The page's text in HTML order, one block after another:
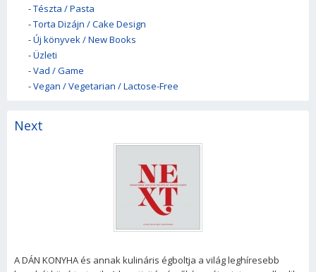
-Tészta / Pasta
-Torta Dizájn / Cake Design
-Új könyvek / New Books
-Üzleti
-Vad / Game
-Vegan / Vegetarian / Lactose-Free
Next
A DÁN KONYHA és annak kulináris égboltja a világ leghíresebb